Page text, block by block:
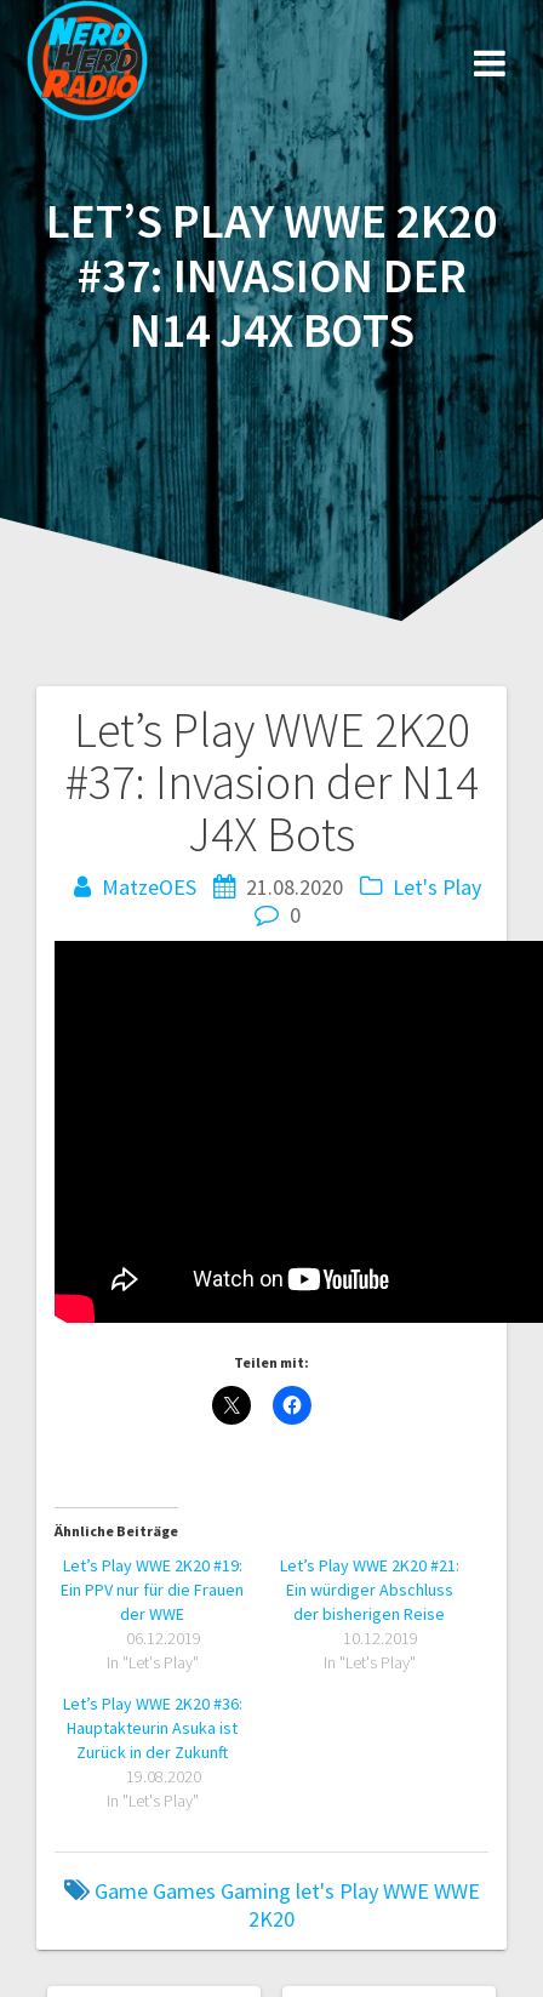
Zum
Inhalt
springen
LET’S PLAY WWE 2K20
#37: INVASION DER
N14 J4X BOTS
Let’s Play WWE 2K20
#37: Invasion der N14
J4X Bots
MatzeOES 21.08.2020
Let's Play
0
Teilen mit:
Ähnliche Beiträge
Let’s Play WWE 2K20 #19:
Ein PPV nur für die Frauen
der WWE
06.12.2019
In "Let's Play"
Let’s Play WWE 2K20 #21:
Ein würdiger Abschluss
der bisherigen Reise
10.12.2019
In "Let's Play"
Let’s Play WWE 2K20 #36:
Hauptakteurin Asuka ist
Zurück in der Zukunft
19.08.2020
In "Let's Play"
Game Games Gaming let's PlayWWE WWE
2K20
Beitragsnavigation